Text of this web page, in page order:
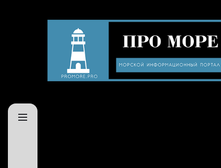
Про
море